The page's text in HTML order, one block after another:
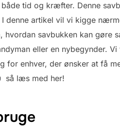
tid og kræfter. Denne
denne artikel vil vi kigge
savbukken kan gøre
eller en nybegynder.
for enhver, der ønsker at få
så læs med her!